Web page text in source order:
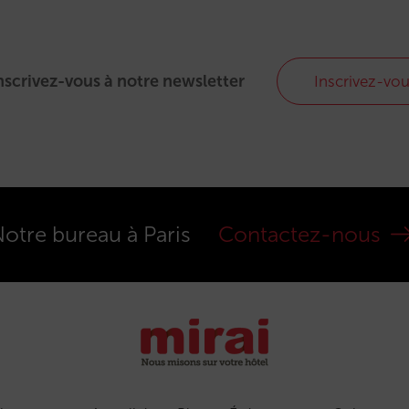
vous à notre newsletter Inscrivez-
bureau à Paris Contactez-nous